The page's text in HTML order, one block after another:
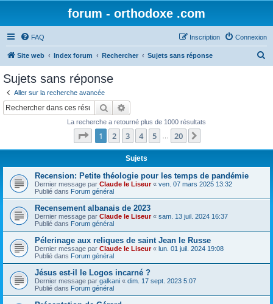
forum - orthodoxe .com
FAQ Connexion
Inscription
Site web Index forum Rechercher Sujets sans réponse
Sujets sans réponse
Aller sur la recherche avancée
Rechercher
La recherche a retourné plus de 1000 résultats
Page 1sur20
1 2 3 4 5 20
Sujets
Recension: Petite théologie pour les temps de pandémie
Dernier message par Claude le Liseur« ven. 07 mars 2025 13:32
Publié dans Forum général
Recensement albanais de 2023
Dernier message par Claude le Liseur« sam. 13 juil. 2024 16:37
Publié dans Forum général
Pélerinage aux reliques de saint Jean le Russe
Dernier message par Claude le Liseur« lun. 01 juil. 2024 19:08
Publié dans Forum général
Jésus est-il le Logos incarné ?
Dernier message par galkani « dim. 17 sept. 2023 5:07
Publié dans Forum général